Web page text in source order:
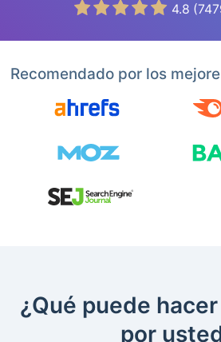
4.8 (
Recomendado por los
¿Qué puede
por